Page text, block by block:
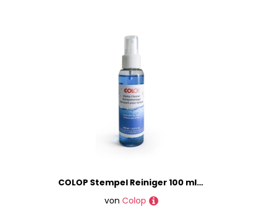
COLOP Stempel Reiniger 100 ml. Reinigungsspray für Stempel, einfache Anwendung, Transparent, Klar
von Colop